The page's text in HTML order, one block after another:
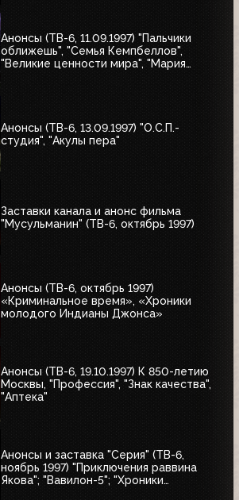
Анонсы (ТВ-6, 11.09.1997) "Пальчики
оближешь", "Семья Кемпбеллов",
"Великие ценности мира", "Мария
Анонсы (ТВ-6, 13.09.1997) "О.С.П.-
студия", "Акулы пера"
Заставки канала и анонс фильма
"Мусульманин" (ТВ-6, октябрь 1997)
Анонсы (ТВ-6, октябрь 1997)
«Криминальное время», «Хроники
молодого Индианы Джонса»
Анонсы (ТВ-6, 19.10.1997) К 850-летию
Москвы, "Профессия", "Знак качества",
"Аптека"
Анонсы и заставка "Серия" (ТВ-6,
ноябрь 1997) "Приключения раввина
Якова"; "Вавилон-5"; "Хроники